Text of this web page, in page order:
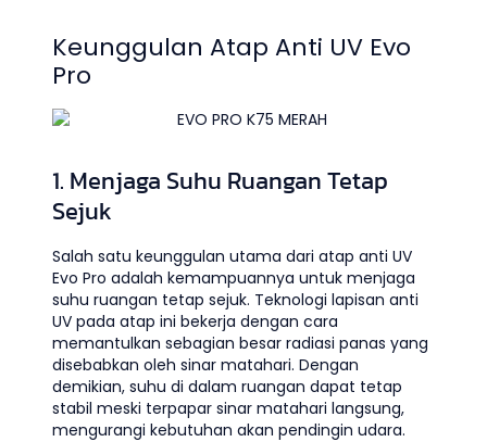
Keunggulan Atap Anti UV Evo
Pro
1. Menjaga Suhu Ruangan Tetap
Sejuk
Salah satu keunggulan utama dari atap anti UV
Evo Pro adalah kemampuannya untuk menjaga
suhu ruangan tetap sejuk. Teknologi lapisan anti
UV pada atap ini bekerja dengan cara
memantulkan sebagian besar radiasi panas yang
disebabkan oleh sinar matahari. Dengan
demikian, suhu di dalam ruangan dapat tetap
stabil meski terpapar sinar matahari langsung,
mengurangi kebutuhan akan pendingin udara.